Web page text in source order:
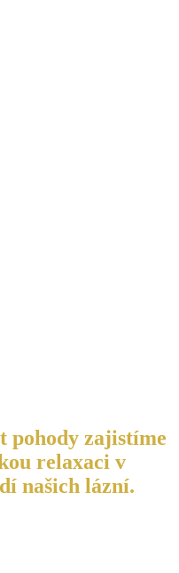
pohody zajistíme
relaxaci v
našich lázní.